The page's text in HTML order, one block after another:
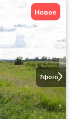
7фото
Новое